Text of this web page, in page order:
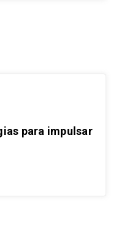
para impulsar